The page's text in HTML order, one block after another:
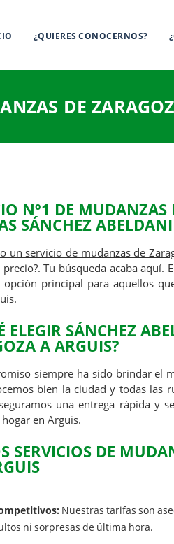
¿QUIERES CONOCERNOS?
DE
Nº1 DE MUDANZAS
SÁNCHEZ ABELDANI
un servicio de mudanzas de
. Tu búsqueda acaba aquí.
opción principal para aquellos
ELEGIR SÁNCHEZ
A ARGUIS?
siempre ha sido brindar el
bien la ciudad y todas las
una entrega rápida y
en Arguis.
SERVICIOS DE
Nuestras tarifas son
ni sorpresas de última hora.